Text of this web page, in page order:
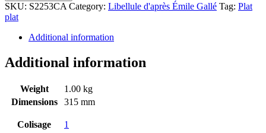
SKU: S2253CA Category: Libellule d'après Émile Gallé Tag: Plat
plat
Additional information
Additional information
Weight
1.00 kg
Dimensions
315 mm
Colisage 1